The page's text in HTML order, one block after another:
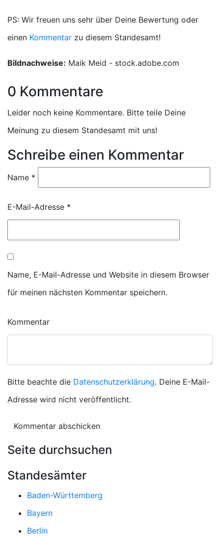
PS: Wir freuen uns sehr über Deine Bewertung oder
einen Kommentar zu diesem Standesamt!
Bildnachweise: Maik Meid - stock.adobe.com
0 Kommentare
Leider noch keine Kommentare. Bitte teile Deine
Meinung zu diesem Standesamt mit uns!
Schreibe einen Kommentar
Name *
E-Mail-Adresse *
Name, E-Mail-Adresse und Website in diesem Browser
für meinen nächsten Kommentar speichern.
Kommentar
Bitte beachte die Datenschutzerklärung. Deine E-Mail-
Adresse wird nicht veröffentlicht.
Seite durchsuchen
Standesämter
Baden-Württemberg
Bayern
Berlin